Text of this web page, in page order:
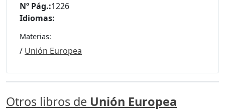
Nº Pág.:1226
Idiomas:
Materias:
/ Unión Europea
Otros libros de Unión Europea